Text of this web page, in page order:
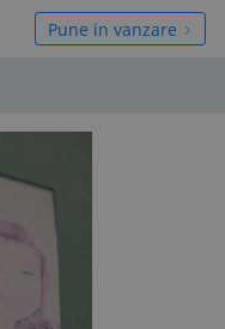
Pune in vanzare